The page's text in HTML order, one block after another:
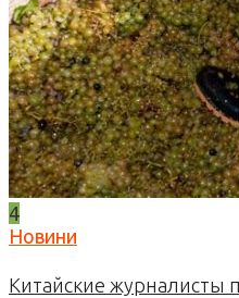
4
Новини
Китайские журналисты